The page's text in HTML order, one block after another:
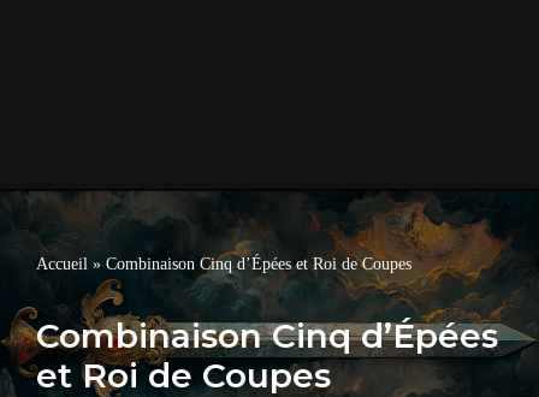
Accueil » Combinaison Cinq d’Épées et Roi de Coupes
Combinaison Cinq d’Épées
et Roi de Coupes